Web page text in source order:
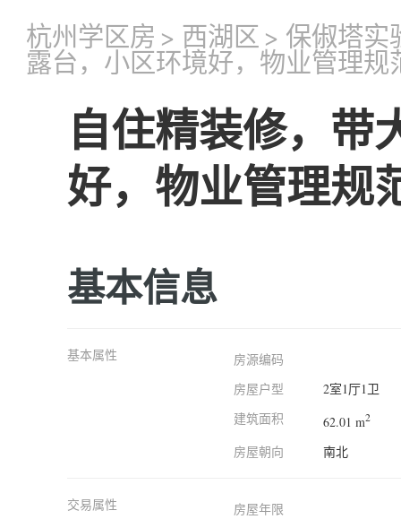
杭州学区房 > 西湖区 > 保俶塔实
露台，小区环境好，物业管理规
自住精装修，带
好，物业管理规
基本信息
基本属性
房源编码
房屋户型
2室1厅1卫
建筑面积
62.01 m2
房屋朝向 南北
交易属性
房屋年限